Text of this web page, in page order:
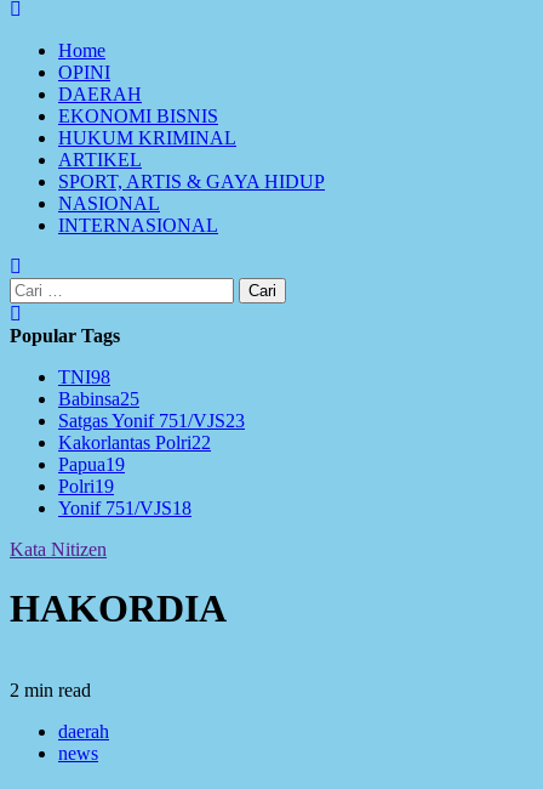
Home
OPINI
DAERAH
EKONOMI BISNIS
HUKUM KRIMINAL
ARTIKEL
SPORT, ARTIS & GAYA HIDUP
NASIONAL
INTERNASIONAL
Cari
untuk:
Popular Tags
TNI98
Babinsa25
Satgas Yonif 751/VJS23
Kakorlantas Polri22
Papua19
Polri19
Yonif 751/VJS18
Kata Nitizen
HAKORDIA
2 min read
daerah
news